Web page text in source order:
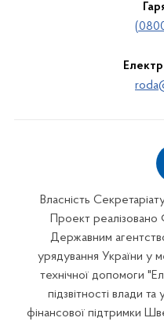
Власність
Проект
Державним
урядування України у
технічної допомоги
підзвітності влади
фінансової підтримки